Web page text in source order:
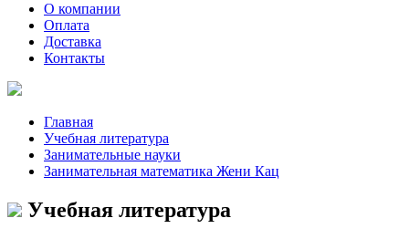
О компании
Оплата
Доставка
Контакты
Главная
Учебная литература
Занимательные науки
Занимательная математика Жени Кац
Учебная литература